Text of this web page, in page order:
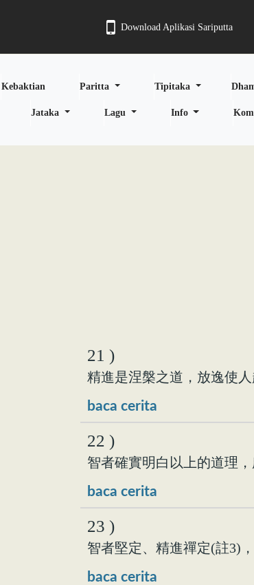
Download Aplikasi Sariputta
Kebaktian Paritta Tipitaka
Jataka Lagu Info
21 )
精進是涅槃之道，放逸使
baca cerita
22 )
智者確實明白以上的道理
baca cerita
23 )
智者堅定、精進禪定(註3)
baca cerita